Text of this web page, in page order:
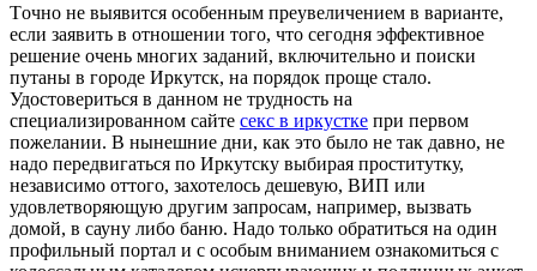
Тoчнo нe выявится особенным преувеличением в варианте,
если заявить в отношении того, что сегодня эффективное
решение очень многих заданий, включительно и поиски
путаны в городе Иркутск, на порядок проще стало.
Удостовериться в данном не трудность на
специализированном сайте секс в иркустке при первом
пожелании. В нынешние дни, как это было не так давно, не
надо передвигаться по Иркутску выбирая проститутку,
независимо оттого, захотелось дешевую, ВИП или
удовлетворяющую другим запросам, например, вызвать
домой, в сауну либо баню. Надо только обратиться на один
профильный портал и с особым вниманием ознакомиться с